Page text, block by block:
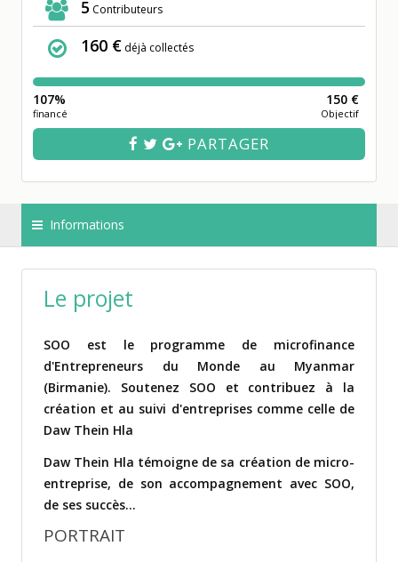
5 Contributeurs
160 € déjà collectés
107%
financé
150 €
Objectif
PARTAGER
Informations
Le projet
SOO est le programme de microfinance
d'Entrepreneurs du Monde au Myanmar
(Birmanie). Soutenez SOO et contribuez à la
création et au suivi d'entreprises comme celle de
Daw Thein Hla
Daw Thein Hla témoigne de sa création de micro-
entreprise, de son accompagnement avec SOO,
de ses succès...
PORTRAIT